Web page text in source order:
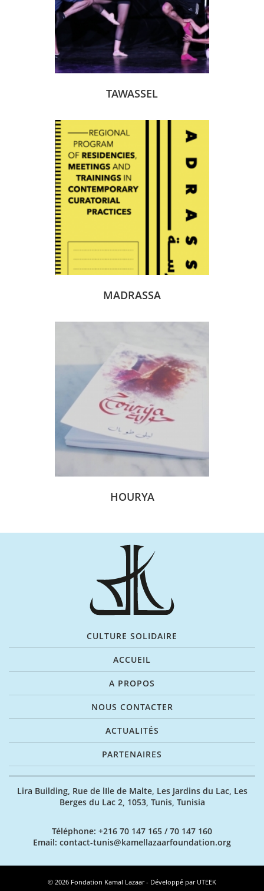
TAWASSEL
MADRASSA
HOURYA
CULTURE SOLIDAIRE
ACCUEIL
A PROPOS
NOUS CONTACTER
ACTUALITÉS
PARTENAIRES
Lira Building, Rue de lIle de Malte, Les Jardins du Lac, Les
Berges du Lac 2, 1053, Tunis, Tunisia
Téléphone: +216 70 147 165 / 70 147 160
Email: contact-tunis@kamellazaarfoundation.org
© 2026 Fondation Kamal Lazaar - Développé par UTEEK